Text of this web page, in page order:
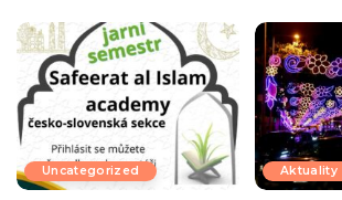
Uncategorized Aktuality